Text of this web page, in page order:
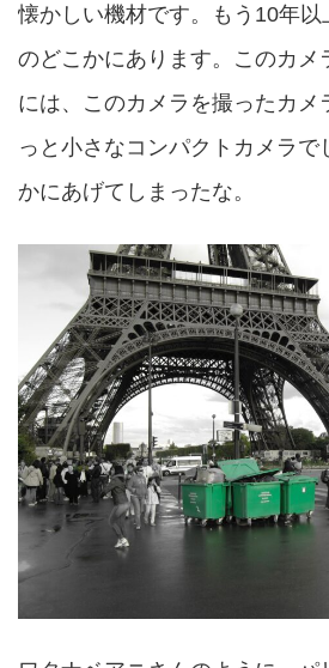
懐かしい機材です。もう10年
のどこかにあります。このカメ
には、このカメラを撮ったカメ
っと小さなコンパクトカメラで
かにあげてしまったな。